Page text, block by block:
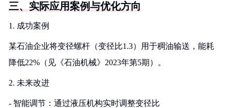
三、实际应用案例与优化方向
1. 成功案例
某石油企业将变径螺杆（变径比1.3）用于稠油输送，能耗
降低22%（见《石油机械》2023年第5期）。
2. 未来改进
- 智能调节：通过液压机构实时调整变径比